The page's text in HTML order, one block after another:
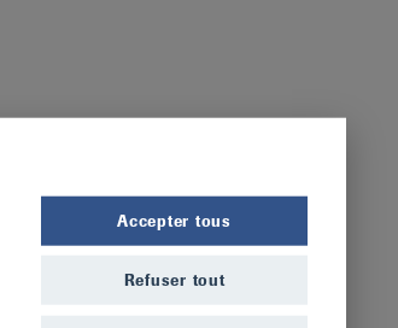
Accepter tous
Refuser tout